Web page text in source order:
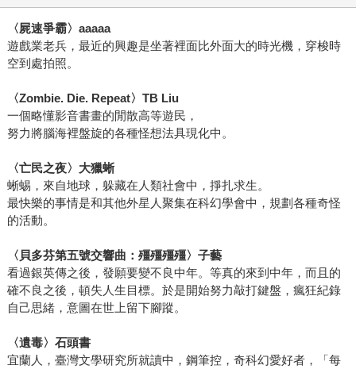
〈屍速爭霸〉aaaaa
遊戲業老兵，最近的興趣是坐著裡面比外面大的時光機，穿梭時
空到處拍照。
〈Zombie. Die. Repeat〉TB Liu
一個略懂影音書畫的閒散高等遊民，
努力將腦海裡盤旋的各種怪想法具現化中。
〈亡民之夜〉大獵蜥
蜥蜴，來自地球，躲藏在人類社會中，掙扎求生。
最快樂的事情是和其他外星人聚集在科幻學會中，規劃各種奇怪
的活動。
〈貝多芬第五號交響曲：殭殭殭殭〉子藝
看過銀英傳之後，發願要變不良中年。等真的來到中年，而且的
確不良之後，頓失人生目標。於是開始努力敲打鍵盤，瘋狂紀錄
自己思緒，意圖在世上留下腳蹤。
〈遺毒〉石頭書
宜蘭人，臺灣文學研究所就讀中，鋼筆控，奇科幻愛好者，「每